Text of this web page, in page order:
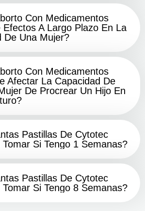
Con Medicamentos
Efectos A Largo Plazo En La
De Una Mujer?
Con Medicamentos
Afectar La Capacidad De
De Procrear Un Hijo En
Pastillas De Cytotec
Tomar Si Tengo 1 Semanas?
Pastillas De Cytotec
Tomar Si Tengo 8 Semanas?